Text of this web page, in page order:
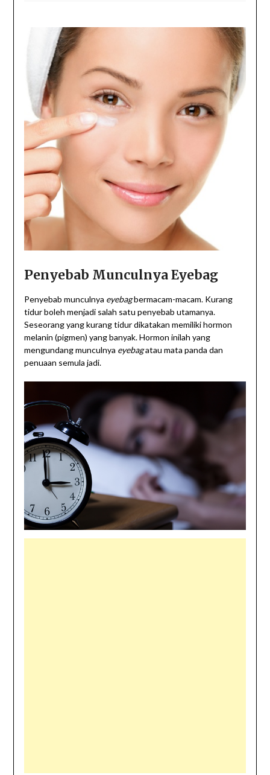
Penyebab Munculnya Eyebag
Penyebab munculnya eyebagbermacam-macam. Kurang
tidur boleh menjadi salah satu penyebab utamanya.
Seseorang yang kurang tidur dikatakan memiliki hormon
melanin (pigmen) yang banyak. Hormon inilah yang
mengundang munculnya eyebagatau mata panda dan
penuaan semula jadi.